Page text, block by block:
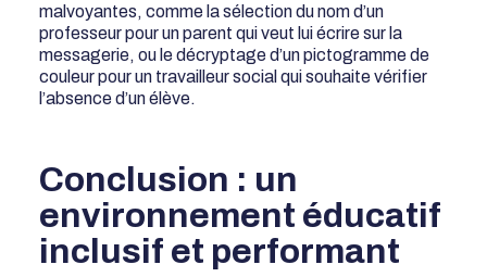
malvoyantes, comme la sélection du nom d’un
professeur pour un parent qui veut lui écrire sur la
messagerie, ou le décryptage d’un pictogramme de
couleur pour un travailleur social qui souhaite vérifier
l’absence d’un élève.
Conclusion : un
environnement éducatif
inclusif et performant